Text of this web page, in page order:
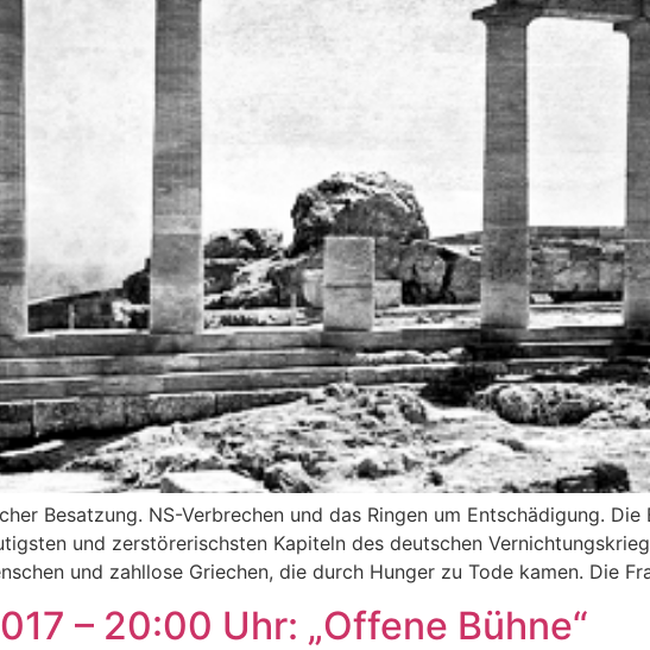
Besatzung. NS-Verbrechen und das Ringen um Entschädigung.
und zerstörerischsten Kapiteln des deutschen
und zahllose Griechen, die durch Hunger zu Tode kamen. Die
– 20:00 Uhr: „Offene Bühne“